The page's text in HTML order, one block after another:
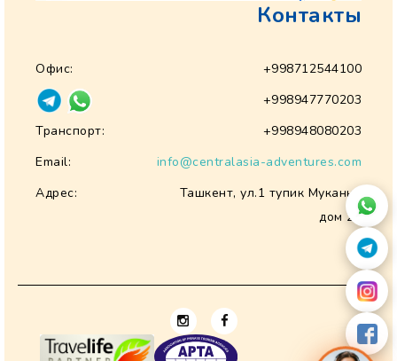
Контакты
Офис:
+998712544100
+998947770203
Транспорт:
+998948080203
Email:
info@centralasia-adventures.com
Адрес:
Ташкент, ул.1 тупик Муканна
дом 28